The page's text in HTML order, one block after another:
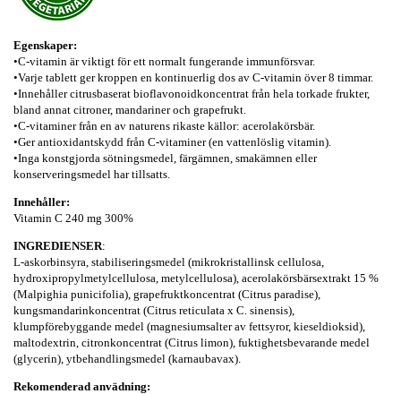
Egenskaper:
•C-vitamin är viktigt för ett normalt fungerande immunförsvar.
•Varje tablett ger kroppen en kontinuerlig dos av C-vitamin över 8 timmar.
•Innehåller citrusbaserat bioflavonoidkoncentrat från hela torkade frukter,
bland annat citroner, mandariner och grapefrukt.
•C-vitaminer från en av naturens rikaste källor: acerolakörsbär.
•Ger antioxidantskydd från C-vitaminer (en vattenlöslig vitamin).
•Inga konstgjorda sötningsmedel, färgämnen, smakämnen eller
konserveringsmedel har tillsatts.
Innehåller:
Vitamin C 240 mg 300%
INGREDIENSER:
L-askorbinsyra, stabiliseringsmedel (mikrokristallinsk cellulosa,
hydroxipropylmetylcellulosa, metylcellulosa), acerolakörsbärsextrakt 15 %
(Malpighia punicifolia), grapefruktkoncentrat (Citrus paradise),
kungsmandarinkoncentrat (Citrus reticulata x C. sinensis),
klumpförebyggande medel (magnesiumsalter av fettsyror, kieseldioksid),
maltodextrin, citronkoncentrat (Citrus limon), fuktighetsbevarande medel
(glycerin), ytbehandlingsmedel (karnaubavax).
Rekomenderad anvädning: